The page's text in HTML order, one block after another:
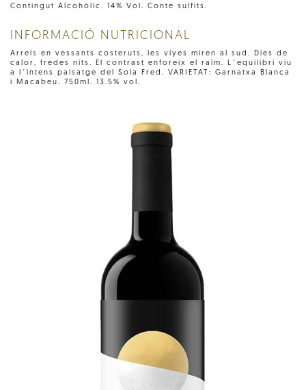
Contingut Alcohòlic. 14% Vol. Conté sulfits.
INFORMACIÓ NUTRICIONAL
Arrels en vessants costeruts, les viyes miren al sud. Dies de
calor, fredes nits. El contrast enforeix el raïm. L´equilibri viu
a l´intens paisatge del Sola Fred. VARIETAT: Garnatxa Blanca
i Macabeu. 750ml. 13.5% vol.